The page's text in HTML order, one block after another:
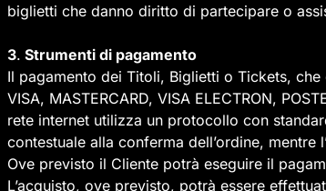
biglietti che danno diritto di partecipare o
3. Strumenti di pagamento
Il pagamento dei Titoli, Biglietti o Tickets,
VISA, MASTERCARD, VISA ELECTRON,
rete internet utilizza un protocollo con
contestuale alla conferma dell’ordine,
Ove previsto il Cliente potrà eseguire il
L’acquisto, ove previsto, potrà essere